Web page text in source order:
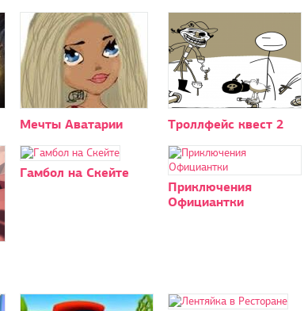
Мечты Аватарии Троллфейс квест 2
Гамбол на Скейте
Приключения
Официантки